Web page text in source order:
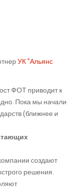
УК "Альянс
ФОТ приводит к
Пока мы начали
(ближнее и
создают
решения.